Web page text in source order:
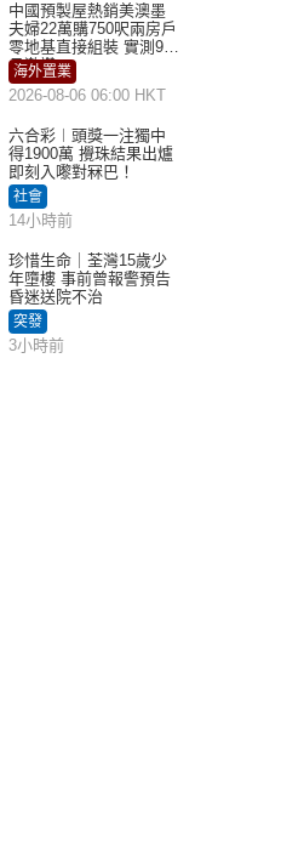
中國預製屋熱銷美澳墨
夫婦22萬購750呎兩房戶
零地基直接組裝 實測9個
月激讚
海外置業
2026-08-06 06:00 HKT
六合彩︱頭獎一注獨中
得1900萬 攪珠結果出爐
即刻入嚟對冧巴！
社會
14小時前
珍惜生命｜荃灣15歲少
年墮樓 事前曾報警預告
昏迷送院不治
突發
3小時前